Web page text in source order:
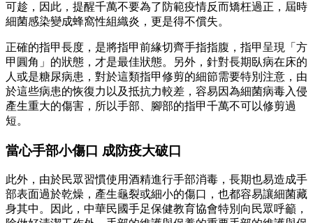
可趁，因此，提醒千萬不要為了防範疫情反而矯枉過正，屆時
細菌感染變成蜂窩性組織炎，更是得不償失。
正確的指甲長度，是將指甲前緣切齊手指指腹，指甲呈現「方
甲圓角」的狀態，才是最佳狀態。另外，針對長期臥病在床的
人或是糖尿病患，對於這類指甲修剪的細節需要特別注意，由
於這些病患的恢復力以及抵抗力較差，容易因為細菌病毒入侵
產生重大的傷害，所以手部、腳部的指甲千萬不可以修剪過
短。
當心手部小傷口 成防疫大破口
此外，由於民眾習慣使用酒精進行手部消毒，長期也易造成手
部表面過於乾燥，產生龜裂或細小的傷口，也都容易讓細菌藏
身其中。因此，中華民國手足保健教育協會特別向民眾呼籲，